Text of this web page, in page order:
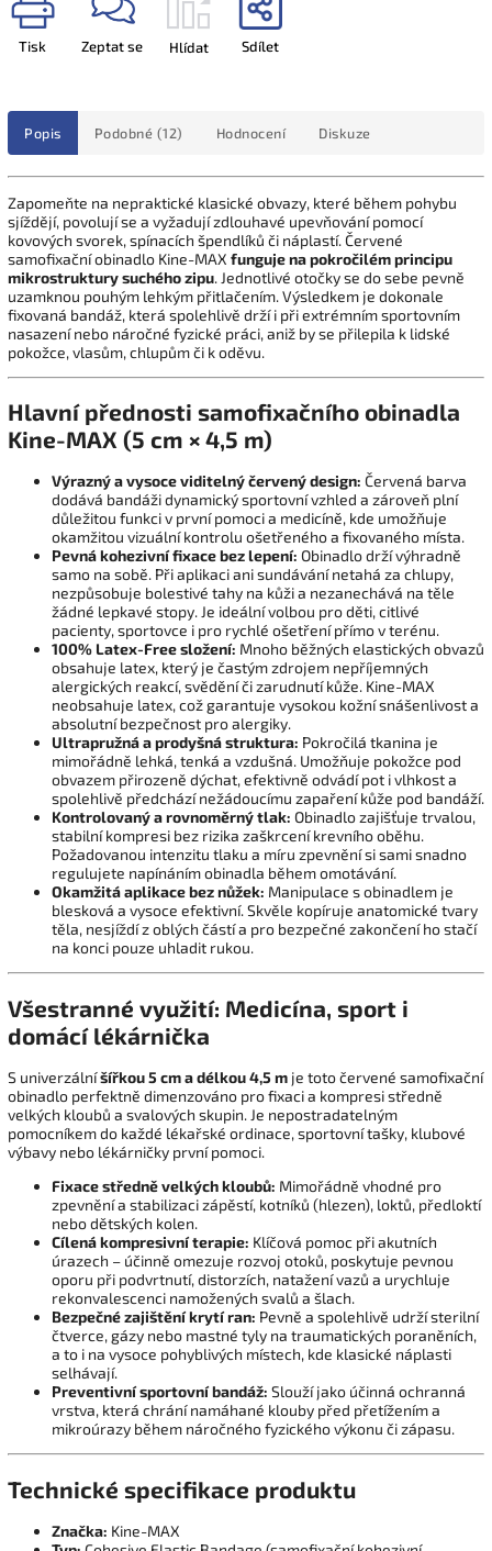
Tisk Zeptat se Hlídat Sdílet
Popis Podobné (12) Hodnocení Diskuze
Zapomeňte na nepraktické klasické obvazy, které během pohybu
sjíždějí, povolují se a vyžadují zdlouhavé upevňování pomocí
kovových svorek, spínacích špendlíků či náplastí. Červené
samofixační obinadlo Kine-MAX funguje na pokročilém principu
mikrostruktury suchého zipu. Jednotlivé otočky se do sebe pevně
uzamknou pouhým lehkým přitlačením. Výsledkem je dokonale
fixovaná bandáž, která spolehlivě drží i při extrémním sportovním
nasazení nebo náročné fyzické práci, aniž by se přilepila k lidské
pokožce, vlasům, chlupům či k oděvu.
Hlavní přednosti samofixačního obinadla
Kine-MAX (5 cm × 4,5 m)
Výrazný a vysoce viditelný červený design: Červená barva
dodává bandáži dynamický sportovní vzhled a zároveň plní
důležitou funkci v první pomoci a medicíně, kde umožňuje
okamžitou vizuální kontrolu ošetřeného a fixovaného místa.
Pevná kohezivní fixace bez lepení: Obinadlo drží výhradně
samo na sobě. Při aplikaci ani sundávání netahá za chlupy,
nezpůsobuje bolestivé tahy na kůži a nezanechává na těle
žádné lepkavé stopy. Je ideální volbou pro děti, citlivé
pacienty, sportovce i pro rychlé ošetření přímo v terénu.
100% Latex-Free složení: Mnoho běžných elastických obvazů
obsahuje latex, který je častým zdrojem nepříjemných
alergických reakcí, svědění či zarudnutí kůže. Kine-MAX
neobsahuje latex, což garantuje vysokou kožní snášenlivost a
absolutní bezpečnost pro alergiky.
Ultrapružná a prodyšná struktura: Pokročilá tkanina je
mimořádně lehká, tenká a vzdušná. Umožňuje pokožce pod
obvazem přirozeně dýchat, efektivně odvádí pot i vlhkost a
spolehlivě předchází nežádoucímu zapaření kůže pod bandáží.
Kontrolovaný a rovnoměrný tlak: Obinadlo zajišťuje trvalou,
stabilní kompresi bez rizika zaškrcení krevního oběhu.
Požadovanou intenzitu tlaku a míru zpevnění si sami snadno
regulujete napínáním obinadla během omotávání.
Okamžitá aplikace bez nůžek: Manipulace s obinadlem je
blesková a vysoce efektivní. Skvěle kopíruje anatomické tvary
těla, nesjíždí z oblých částí a pro bezpečné zakončení ho stačí
na konci pouze uhladit rukou.
Všestranné využití: Medicína, sport i
domácí lékárnička
S univerzálníšířkou 5 cm a délkou 4,5 m je toto červené samofixační
obinadlo perfektně dimenzováno pro fixaci a kompresi středně
velkých kloubů a svalových skupin. Je nepostradatelným
pomocníkem do každé lékařské ordinace, sportovní tašky, klubové
výbavy nebo lékárničky první pomoci.
Fixace středně velkých kloubů: Mimořádně vhodné pro
zpevnění a stabilizaci zápěstí, kotníků (hlezen), loktů, předloktí
nebo dětských kolen.
Cílená kompresivní terapie: Klíčová pomoc při akutních
úrazech – účinně omezuje rozvoj otoků, poskytuje pevnou
oporu při podvrtnutí, distorzích, natažení vazů a urychluje
rekonvalescenci namožených svalů a šlach.
Bezpečné zajištění krytí ran: Pevně a spolehlivě udrží sterilní
čtverce, gázy nebo mastné tyly na traumatických poraněních,
a to i na vysoce pohyblivých místech, kde klasické náplasti
selhávají.
Preventivní sportovní bandáž: Slouží jako účinná ochranná
vrstva, která chrání namáhané klouby před přetížením a
mikroúrazy během náročného fyzického výkonu či zápasu.
Technické specifikace produktu
Značka: Kine-MAX